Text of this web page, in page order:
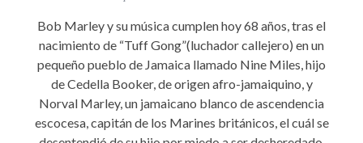
Bob Marley y su música cumplen hoy 68 años, tras el
nacimiento de “Tuff Gong”(luchador callejero) en un
pequeño pueblo de Jamaica llamado Nine Miles, hijo
de Cedella Booker, de origen afro-jamaiquino, y
Norval Marley, un jamaicano blanco de ascendencia
escocesa, capitán de los Marines británicos, el cuál se